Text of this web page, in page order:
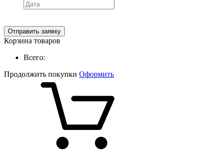
Отправить заявку
Корзина товаров
Всего:
Продолжить покупки Оформить